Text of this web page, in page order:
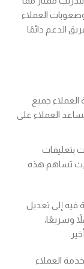
العملاء
الدعم دائمًا
جميع
العملاء على
بتعليقات
حيث تساهم هذه
فيه إلى تعديل
وسريعًا،
العملاء